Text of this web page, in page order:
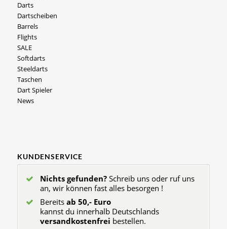
Darts
Dartscheiben
Barrels
Flights
SALE
Softdarts
Steeldarts
Taschen
Dart Spieler
News
KUNDENSERVICE
Nichts gefunden?Schreib uns oder ruf uns
an, wir können fast alles besorgen !
Bereits ab 50,- Euro
kannst du innerhalb Deutschlands
versandkostenfrei bestellen.